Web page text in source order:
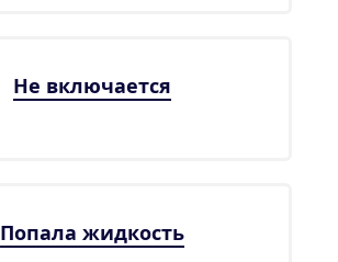
Не включается
Попала жидкость